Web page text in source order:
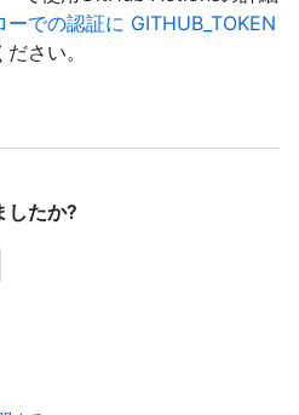
ーでの認証に GITHUB_TOKEN
さい。
したか?